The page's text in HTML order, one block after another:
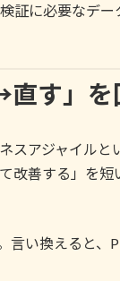
証に必要なデ
す」を
アジャイルと
善する」を短
い換えると、